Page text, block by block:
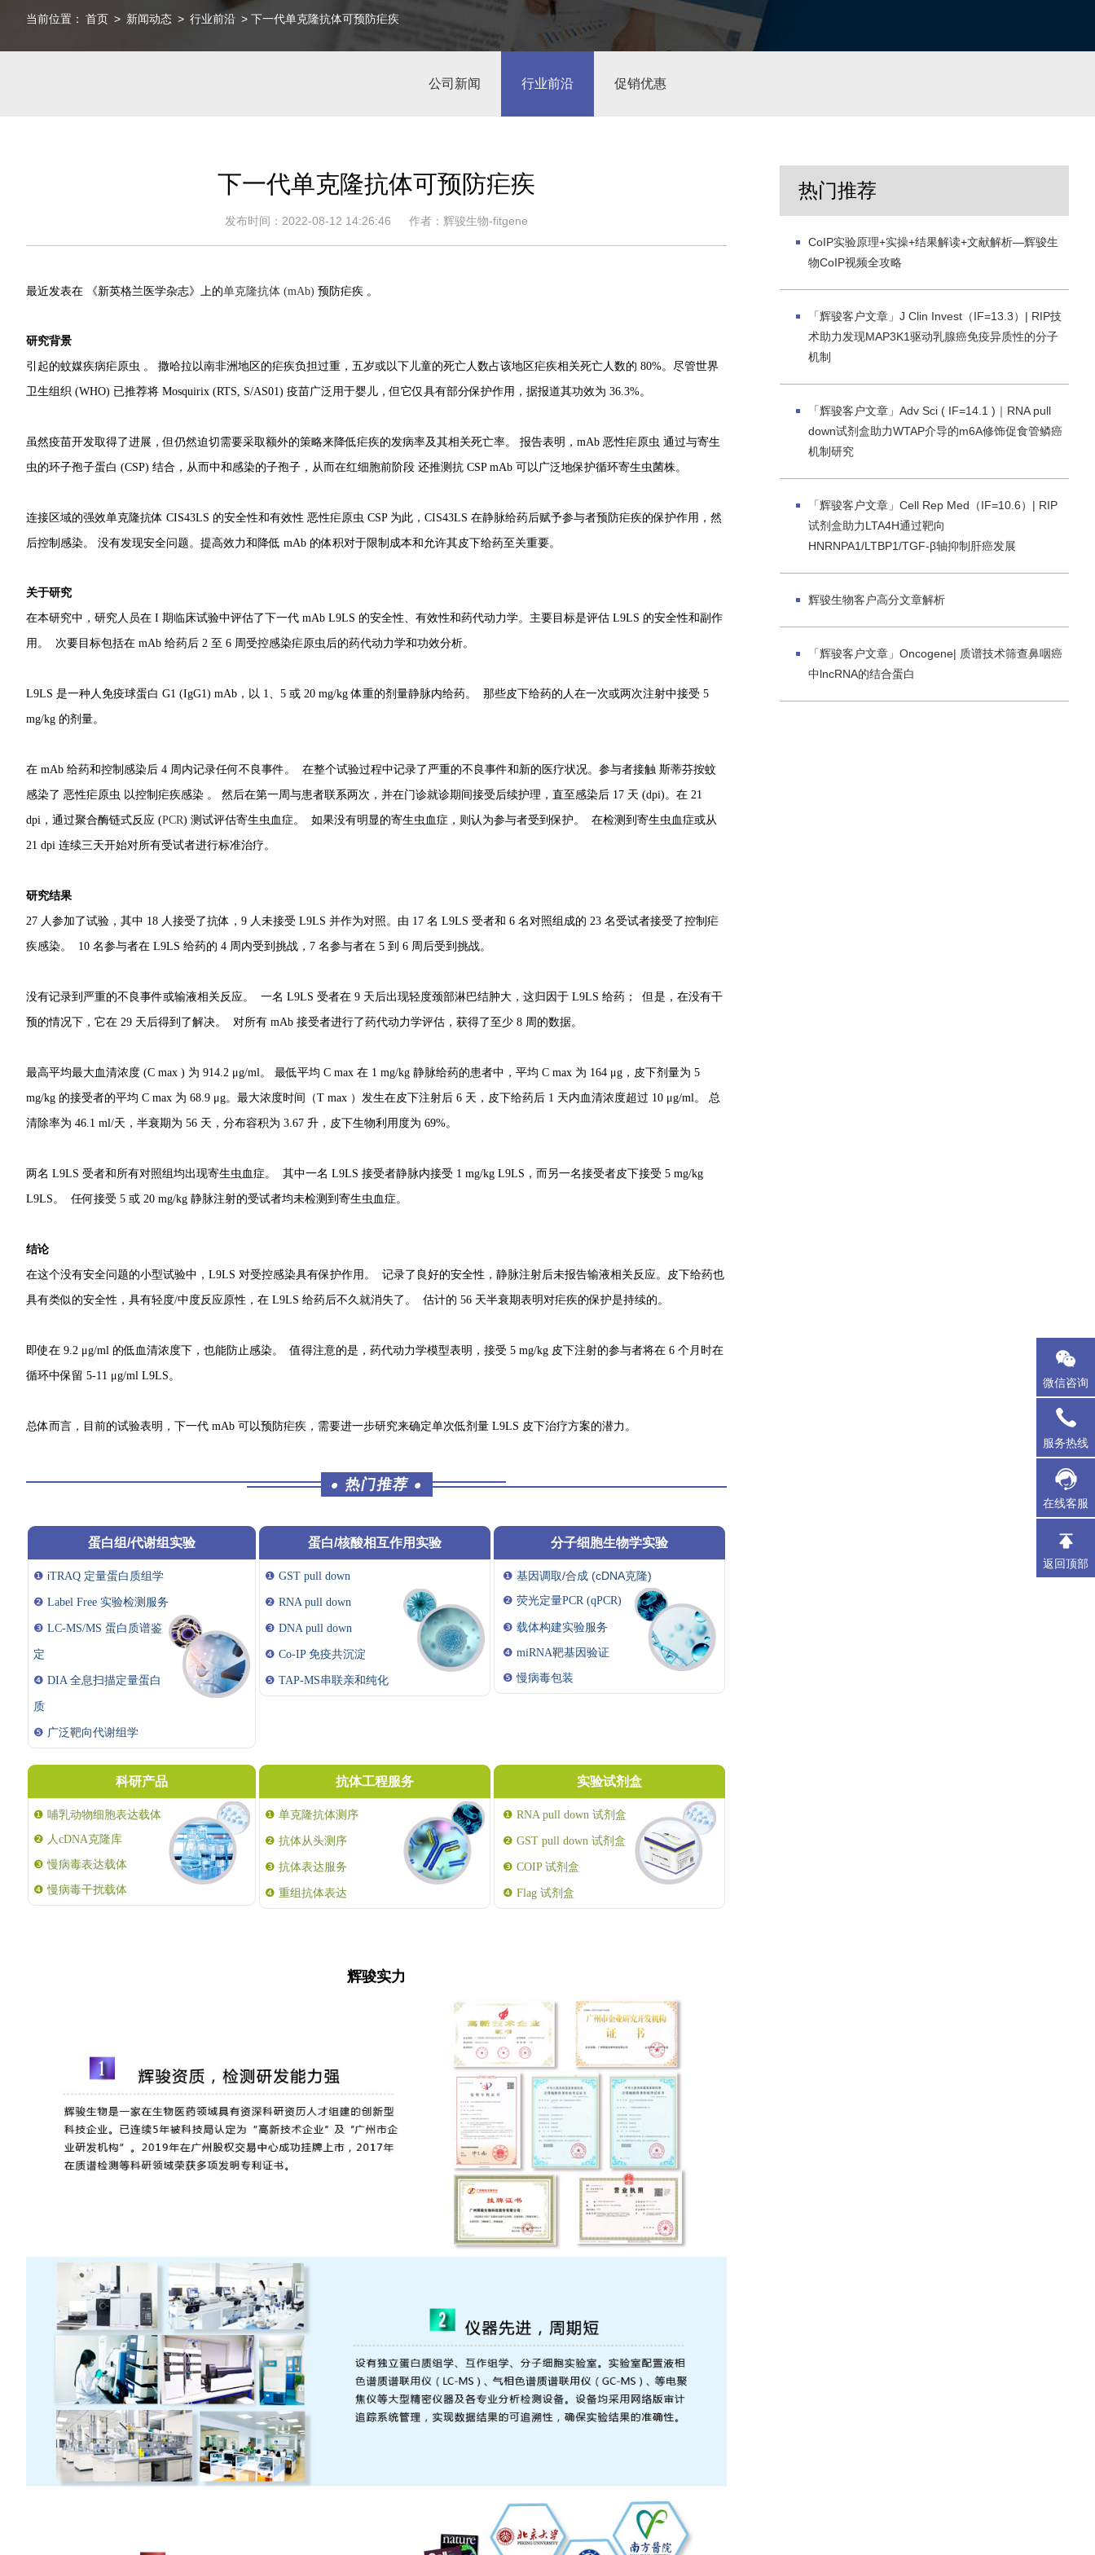
当前位置： 首页 > 新闻动态 > 行业前沿 > 下一代单克隆抗体可预防疟疾
公司新闻 行业前沿 促销优惠
下一代单克隆抗体可预防疟疾
发布时间：2022-08-12 14:26:46 作者：辉骏生物-fitgene
最近发表在 《新英格兰医学杂志》上的单克隆抗体 (mAb) 预防疟疾 。
研究背景
引起的蚊媒疾病疟原虫 。 撒哈拉以南非洲地区的疟疾负担过重，五岁或以下儿童的死亡人数占该地区疟疾相关死亡人数的 80%。 尽管世界
卫生组织 (WHO) 已推荐将 Mosquirix (RTS, S/AS01) 疫苗广泛用于婴儿，但它仅具有部分保护作用，据报道其功效为 36.3%。
虽然疫苗开发取得了进展，但仍然迫切需要采取额外的策略来降低疟疾的发病率及其相关死亡率。 报告表明，mAb 恶性疟原虫 通过与寄生
虫的环子孢子蛋白 (CSP) 结合，从而中和感染的子孢子，从而在红细胞前阶段 还推测抗 CSP mAb 可以广泛地保护循环寄生虫菌株。
连接区域的强效单克隆抗体 CIS43LS 的安全性和有效性 恶性疟原虫 CSP 为此，CIS43LS 在静脉给药后赋予参与者预防疟疾的保护作用，然
后控制感染。 没有发现安全问题。提高效力和降低 mAb 的体积对于限制成本和允许其皮下给药至关重要。
关于研究
在本研究中，研究人员在 I 期临床试验中评估了下一代 mAb L9LS 的安全性、有效性和药代动力学。主要目标是评估 L9LS 的安全性和副作
用。 次要目标包括在 mAb 给药后 2 至 6 周受控感染疟原虫后的药代动力学和功效分析。
L9LS 是一种人免疫球蛋白 G1 (IgG1) mAb，以 1、5 或 20 mg/kg 体重的剂量静脉内给药。 那些皮下给药的人在一次或两次注射中接受 5
mg/kg 的剂量。
在 mAb 给药和控制感染后 4 周内记录任何不良事件。 在整个试验过程中记录了严重的不良事件和新的医疗状况。参与者接触 斯蒂芬按蚊
感染了 恶性疟原虫 以控制疟疾感染 。 然后在第一周与患者联系两次，并在门诊就诊期间接受后续护理，直至感染后 17 天 (dpi)。在 21
dpi，通过聚合酶链式反应 (PCR) 测试评估寄生虫血症。 如果没有明显的寄生虫血症，则认为参与者受到保护。 在检测到寄生虫血症或从
21 dpi 连续三天开始对所有受试者进行标准治疗。
研究结果
27 人参加了试验，其中 18 人接受了抗体，9 人未接受 L9LS 并作为对照。由 17 名 L9LS 受者和 6 名对照组成的 23 名受试者接受了控制疟
疾感染。 10 名参与者在 L9LS 给药的 4 周内受到挑战，7 名参与者在 5 到 6 周后受到挑战。
没有记录到严重的不良事件或输液相关反应。 一名 L9LS 受者在 9 天后出现轻度颈部淋巴结肿大，这归因于 L9LS 给药； 但是，在没有干
预的情况下，它在 29 天后得到了解决。 对所有 mAb 接受者进行了药代动力学评估，获得了至少 8 周的数据。
最高平均最大血清浓度 (C max ) 为 914.2 μg/ml。 最低平均 C max 在 1 mg/kg 静脉给药的患者中，平均 C max 为 164 μg，皮下剂量为 5
mg/kg 的接受者的平均 C max 为 68.9 μg。最大浓度时间（T max ）发生在皮下注射后 6 天，皮下给药后 1 天内血清浓度超过 10 μg/ml。 总
清除率为 46.1 ml/天，半衰期为 56 天，分布容积为 3.67 升，皮下生物利用度为 69%。
两名 L9LS 受者和所有对照组均出现寄生虫血症。 其中一名 L9LS 接受者静脉内接受 1 mg/kg L9LS，而另一名接受者皮下接受 5 mg/kg
L9LS。 任何接受 5 或 20 mg/kg 静脉注射的受试者均未检测到寄生虫血症。
结论
在这个没有安全问题的小型试验中，L9LS 对受控感染具有保护作用。 记录了良好的安全性，静脉注射后未报告输液相关反应。皮下给药也
具有类似的安全性，具有轻度/中度反应原性，在 L9LS 给药后不久就消失了。 估计的 56 天半衰期表明对疟疾的保护是持续的。
即使在 9.2 μg/ml 的低血清浓度下，也能防止感染。 值得注意的是，药代动力学模型表明，接受 5 mg/kg 皮下注射的参与者将在 6 个月时在
循环中保留 5-11 μg/ml L9LS。
总体而言，目前的试验表明，下一代 mAb 可以预防疟疾，需要进一步研究来确定单次低剂量 L9LS 皮下治疗方案的潜力。
● 热门推荐 ●
蛋白组/代谢组实验
❶ iTRAQ 定量蛋白质组学
❷ Label Free 实验检测服务
❸ LC-MS/MS 蛋白质谱鉴
定
❹ DIA 全息扫描定量蛋白
质
❺ 广泛靶向代谢组学
蛋白/核酸相互作用实验
❶ GST pull down
❷ RNA pull down
❸ DNA pull down
❹ Co-IP 免疫共沉淀
❺ TAP-MS串联亲和纯化
分子细胞生物学实验
❶ 基因调取/合成 (cDNA克隆)
❷ 荧光定量PCR (qPCR)
❸ 载体构建实验服务
❹ miRNA靶基因验证
❺慢病毒包装
科研产品
❶ 哺乳动物细胞表达载体
❷ 人cDNA克隆库
❸慢病毒表达载体
❹慢病毒干扰载体
抗体工程服务
❶ 单克隆抗体测序
❷ 抗体从头测序
❸ 抗体表达服务
❹ 重组抗体表达
实验试剂盒
❶ RNA pull down 试剂盒
❷ GST pull down 试剂盒
❸ COIP 试剂盒
❹ Flag 试剂盒
辉骏实力
热门推荐
CoIP实验原理+实操+结果解读+文献解析—辉骏生
物CoIP视频全攻略
「辉骏客户文章」J Clin Invest（IF=13.3）| RIP技
术助力发现MAP3K1驱动乳腺癌免疫异质性的分子
机制
「辉骏客户文章」Adv Sci ( IF=14.1 )｜RNA pull
down试剂盒助力WTAP介导的m6A修饰促食管鳞癌
机制研究
「辉骏客户文章」Cell Rep Med（IF=10.6）| RIP
试剂盒助力LTA4H通过靶向
HNRNPA1/LTBP1/TGF-β轴抑制肝癌发展
辉骏生物客户高分文章解析
「辉骏客户文章」Oncogene| 质谱技术筛查鼻咽癌
中lncRNA的结合蛋白
微信咨询
服务热线
在线客服
返回顶部